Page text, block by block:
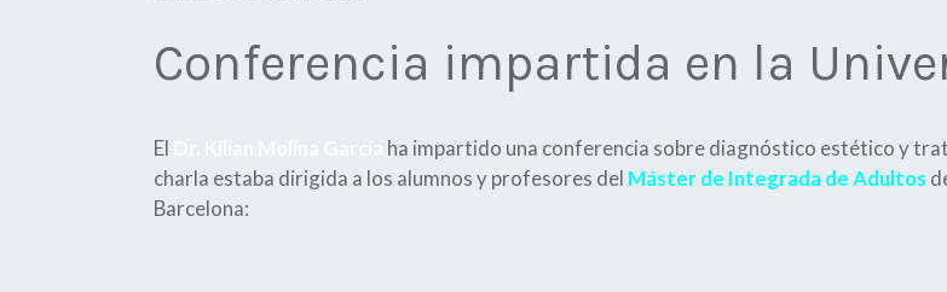
Conferencia impartida en la
El
ha impartido una conferencia sobre diagnóstico estético y
charla estaba dirigida a los alumnos y profesores del Máster de Integrada de Adultos
Barcelona: